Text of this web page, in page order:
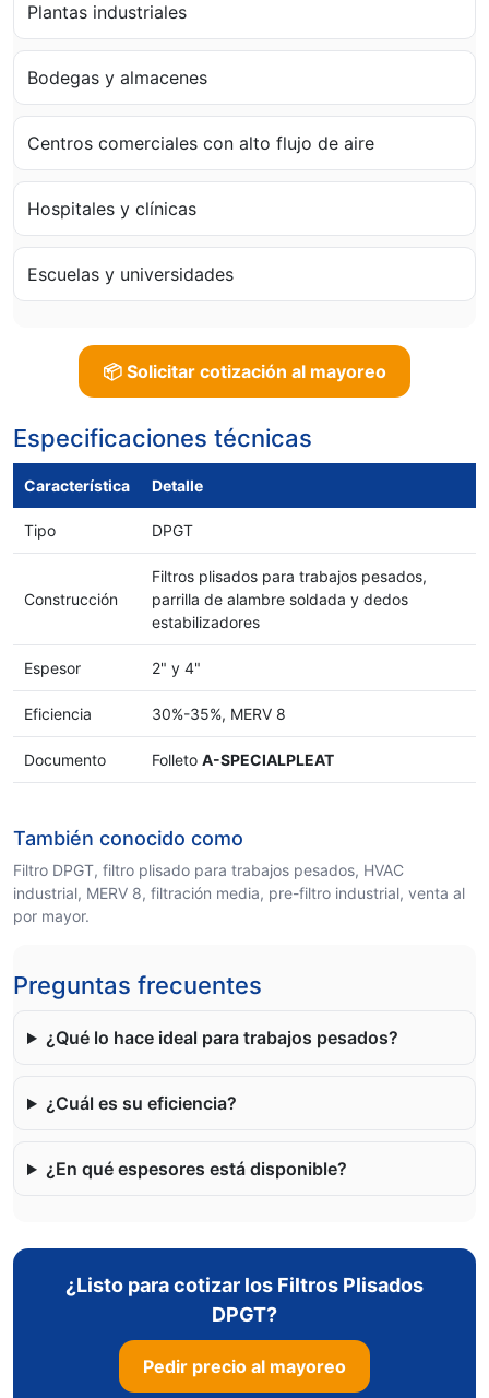
Plantas industriales
Bodegas y almacenes
Centros comerciales con alto flujo de aire
Hospitales y clínicas
Escuelas y universidades
📦 Solicitar cotización al mayoreo
Especificaciones técnicas
Característica Detalle
Tipo DPGT
Construcción
Filtros plisados para trabajos pesados,
parrilla de alambre soldada y dedos
estabilizadores
Espesor 2" y 4"
Eficiencia 30%-35%, MERV 8
Documento Folleto A-SPECIALPLEAT
También conocido como
Filtro DPGT, filtro plisado para trabajos pesados, HVAC
industrial, MERV 8, filtración media, pre-filtro industrial, venta al
por mayor.
Preguntas frecuentes
¿Qué lo hace ideal para trabajos pesados?
¿Cuál es su eficiencia?
¿En qué espesores está disponible?
¿Listo para cotizar los Filtros Plisados
DPGT?
Pedir precio al mayoreo